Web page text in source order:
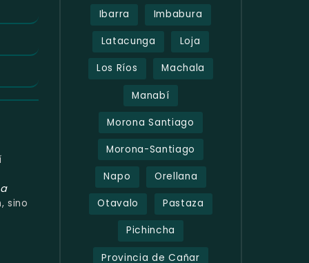
sino
Ibarra Imbabura
Latacunga Loja
Los Ríos Machala
Manabí
Morona Santiago
Morona-Santiago
Napo Orellana
Otavalo Pastaza
Pichincha
Provincia de Cañar